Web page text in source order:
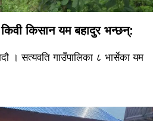
किवी किसान यम बहादुर भन्छन्:
। सत्यवति गाउँपालिका ८ भार्सेका यम